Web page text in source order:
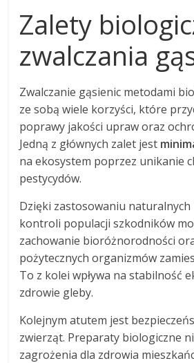
Zalety
zwalczania
Zwalczanie gąsienic metodami
ze sobą wiele korzyści, które
poprawy jakości upraw oraz
Jedną z głównych zalet jest
na ekosystem poprzez unikanie
pestycydów.
Dzięki zastosowaniu naturalnych
kontroli populacji szkodników
zachowanie bioróżnorodności
pożytecznych organizmów
To z kolei wpływa na stabilność
zdrowie gleby.
Kolejnym atutem jest
zwierząt. Preparaty biologiczne
zagrożenia dla zdrowia